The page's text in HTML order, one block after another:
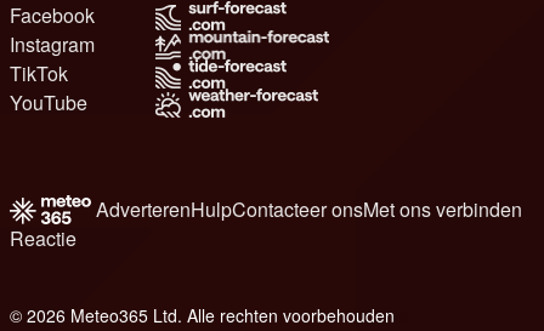
Facebook
Instagram
TikTok
YouTube
AdverterenHulpContacteer onsMet ons verbinden
Reactie
© 2026 Meteo365 Ltd. Alle rechten voorbehouden